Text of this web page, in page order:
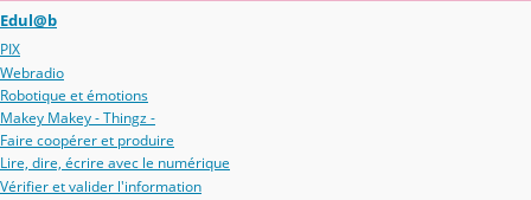
Edul@b
PIX
Webradio
Robotique et émotions
Makey Makey - Thingz -
Faire coopérer et produire
Lire, dire, écrire avec le numérique
Vérifier et valider l'information